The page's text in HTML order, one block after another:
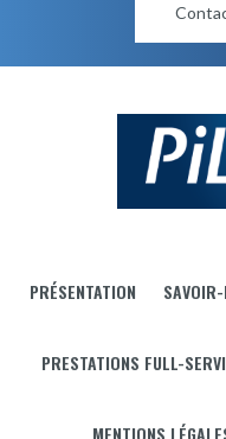
PRÉSENTATION
PRESTATIONS FULL-
MENTIONS